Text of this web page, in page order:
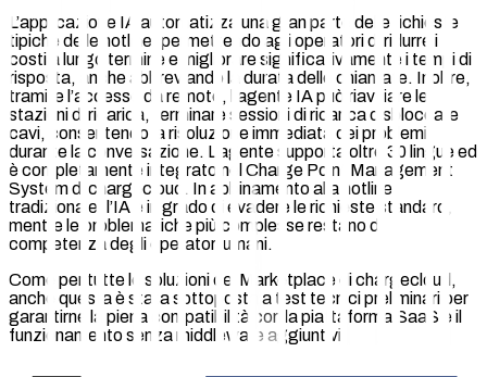
L’applicazione IA automatizza una gran parte delle richieste
tipiche delle hotline, permettendo agli operatori di ridurre i
costi a lungo termine e migliorare significativamente i tempi di
risposta, anche abbreviando la durata delle chiamate. Inoltre,
tramite l’accesso da remoto, l’agente IA può riavviare le
stazioni di ricarica, terminare sessioni di ricarica o sbloccare
cavi, consentendo la risoluzione immediata dei problemi
durante la conversazione. L’agente supporta oltre 30 lingue ed
è completamente integrato nel Charge Point Management
System di chargecloud. In abbinamento alla hotline
tradizionale, l’IA è in grado di evadere le richieste standard,
mentre le problematiche più complesse restano di
competenza degli operatori umani.
Come per tutte le soluzioni del Marketplace di chargecloud,
anche questa è stata sottoposta a test tecnici preliminari per
garantirne la piena compatibilità con la piattaforma SaaS e il
funzionamento senza middleware aggiuntivi.